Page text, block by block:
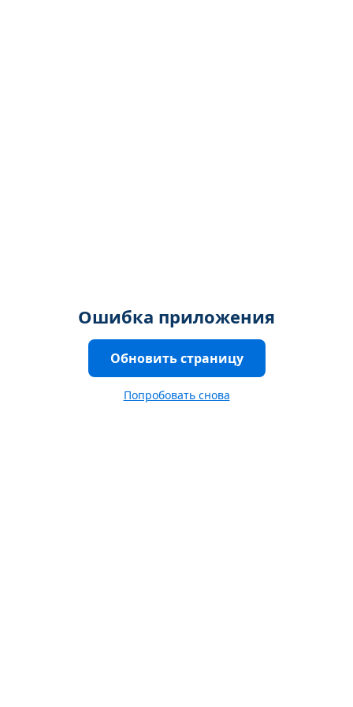
Ошибка приложения
Обновить страницу
Попробовать снова